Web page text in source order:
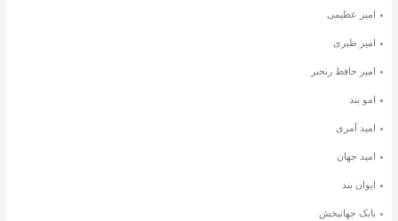
امیر عظیمی
امیر طبری
امیر حافظ رنجبر
امو بند
امید آمری
امید جهان
ایوان بند
بابک جهانبخش